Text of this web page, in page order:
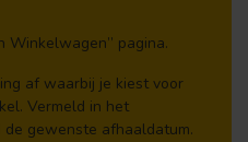
Winkelwagen” pagina.
af waarbij je kiest voor
Vermeld in het
de gewenste afhaaldatum.